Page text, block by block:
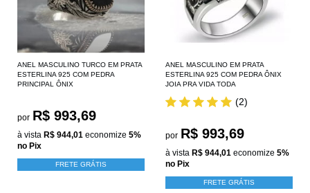
ANEL MASCULINO TURCO EM PRATA
ESTERLINA 925 COM PEDRA
PRINCIPAL ÔNIX
por R$ 993,69
à vista R$ 944,01 economize 5%
no Pix
FRETE GRÁTIS
ANEL MASCULINO EM PRATA
ESTERLINA 925 COM PEDRA ÔNIX
JOIA PRA VIDA TODA
(2)
por R$ 993,69
à vista R$ 944,01 economize 5%
no Pix
FRETE GRÁTIS